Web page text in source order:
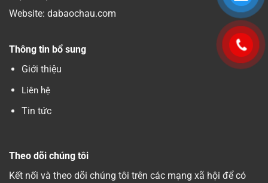
Website: dabaochau.com
Thông tin bổ sung
Giới thiệu
Liên hệ
Tin tức
Theo dõi chúng tôi
Kết nối và theo dõi chúng tôi trên các mạng xã hội để có